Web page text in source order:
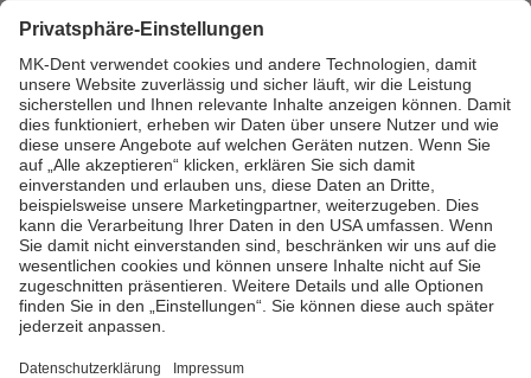
Vous avez besoin
d’aide ?
N’hésitez pas à nous appeler ou à nous contacter en ligne.
Contacter MK-dent